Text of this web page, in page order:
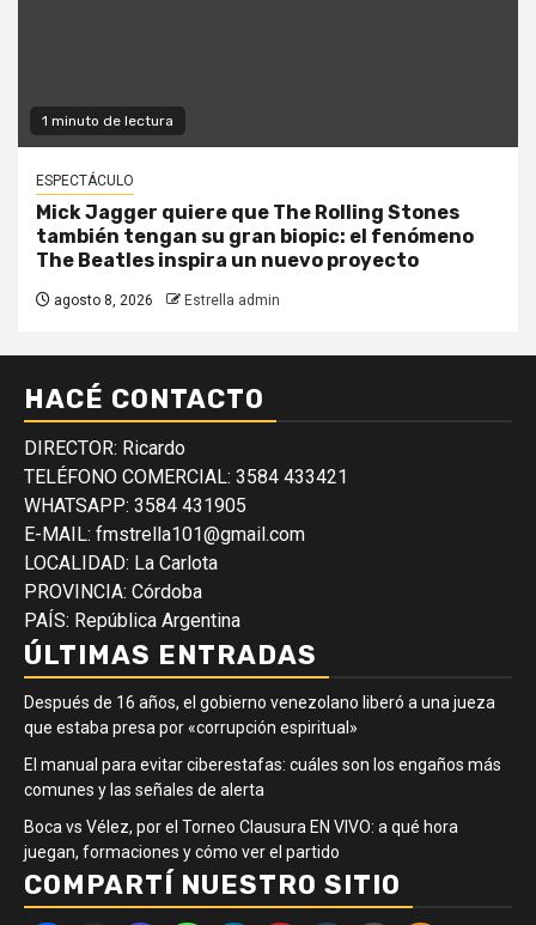
1 minuto de lectura
ESPECTÁCULO
Mick Jagger quiere que The Rolling Stones
también tengan su gran biopic: el fenómeno
The Beatles inspira un nuevo proyecto
agosto 8, 2026 Estrella admin
HACÉ CONTACTO
DIRECTOR: Ricardo
TELÉFONO COMERCIAL: 3584 433421
WHATSAPP: 3584 431905
E-MAIL: fmstrella101@gmail.com
LOCALIDAD: La Carlota
PROVINCIA: Córdoba
PAÍS: República Argentina
ÚLTIMAS ENTRADAS
Después de 16 años, el gobierno venezolano liberó a una jueza
que estaba presa por «corrupción espiritual»
El manual para evitar ciberestafas: cuáles son los engaños más
comunes y las señales de alerta
Boca vs Vélez, por el Torneo Clausura EN VIVO: a qué hora
juegan, formaciones y cómo ver el partido
COMPARTÍ NUESTRO SITIO